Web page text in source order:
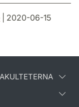
| 2020-06-15